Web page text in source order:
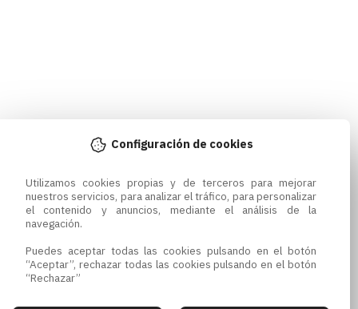
Configuración de cookies
Utilizamos cookies propias y de terceros para mejorar
nuestros servicios, para analizar el tráfico, para personalizar
el contenido y anuncios, mediante el análisis de la
navegación.
Puedes aceptar todas las cookies pulsando en el botón
“Aceptar”, rechazar todas las cookies pulsando en el botón
“Rechazar”